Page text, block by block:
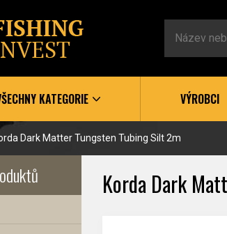
KATEGORIE VÝROBCI
Dark Matter Tungsten Tubing Silt 2m
Korda Dark